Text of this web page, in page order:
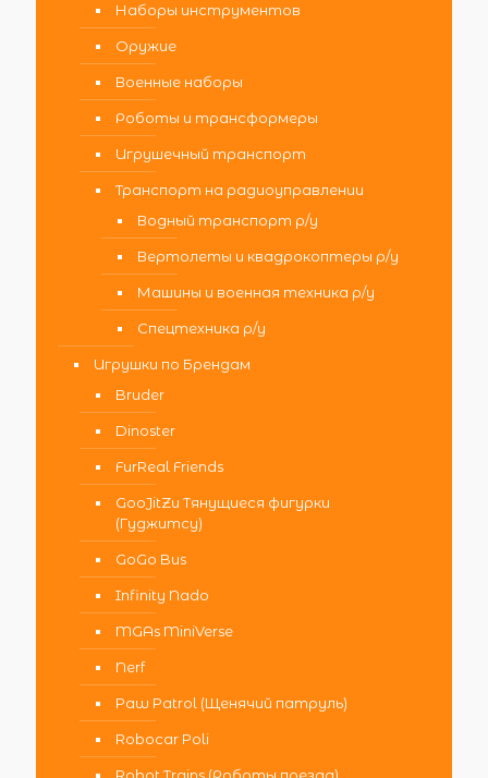
Наборы инструментов
Оружие
Военные наборы
Роботы и трансформеры
Игрушечный транспорт
Транспорт на радиоуправлении
Водный транспорт р/у
Вертолеты и квадрокоптеры р/у
Машины и военная техника р/у
Спецтехника р/у
Игрушки по Брендам
Bruder
Dinoster
FurReal Friends
GooJitZu Тянущиеся фигурки
(Гуджитсу)
GoGo Bus
Infinity Nado
MGAs MiniVerse
Nerf
Paw Patrol (Щенячий патруль)
Robocar Poli